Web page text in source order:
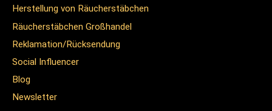
Herstellung von Räucherstäbchen
Räucherstäbchen Großhandel
Reklamation/Rücksendung
Social Influencer
Blog
Newsletter